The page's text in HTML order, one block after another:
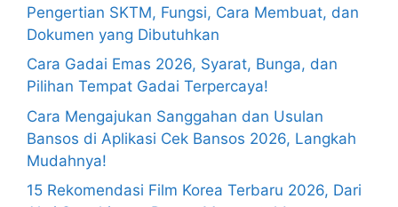
Pengertian SKTM, Fungsi, Cara Membuat, dan
Dokumen yang Dibutuhkan
Cara Gadai Emas 2026, Syarat, Bunga, dan
Pilihan Tempat Gadai Terpercaya!
Cara Mengajukan Sanggahan dan Usulan
Bansos di Aplikasi Cek Bansos 2026, Langkah
Mudahnya!
15 Rekomendasi Film Korea Terbaru 2026, Dari